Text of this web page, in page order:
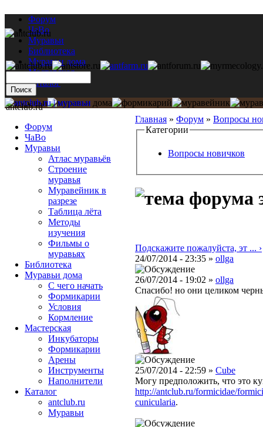
Форум
ЧаВо
Муравьи
Библиотека
Муравьи дома
Мастерская
Каталог
Главная » Форум » Вопросы
Категории
Вопросы новичков
Подскажите пожалуйста, эт ... ›
24/07/2014 - 23:35 » ollga
26/07/2014 - 19:02 » ollga
Спасибо! но они целиком
25/07/2014 - 22:59 » Cube
Могу предположить, что это
http://antclub.ru/formicidae/
cunicularia.
antclub.ru
Форум
ЧаВо
Муравьи
Атлас муравьёв
Строение
муравья
Муравейник в
разрезе
Таблица лёта
Методы
изучения
Фильмы о
муравьях
Библиотека
Муравьи дома
С чего начать
Формикарии
Условия
Кормление
Мастерская
Инкубаторы
Формикарии
Арены
Инструменты
Наполнители
Каталог
antclub.ru
Муравьи